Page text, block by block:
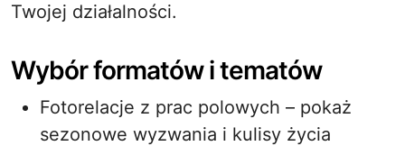
Twojej działalności.
Wybór formatów i tematów
Fotorelacje z prac polowych – pokaż
sezonowe wyzwania i kulisy życia